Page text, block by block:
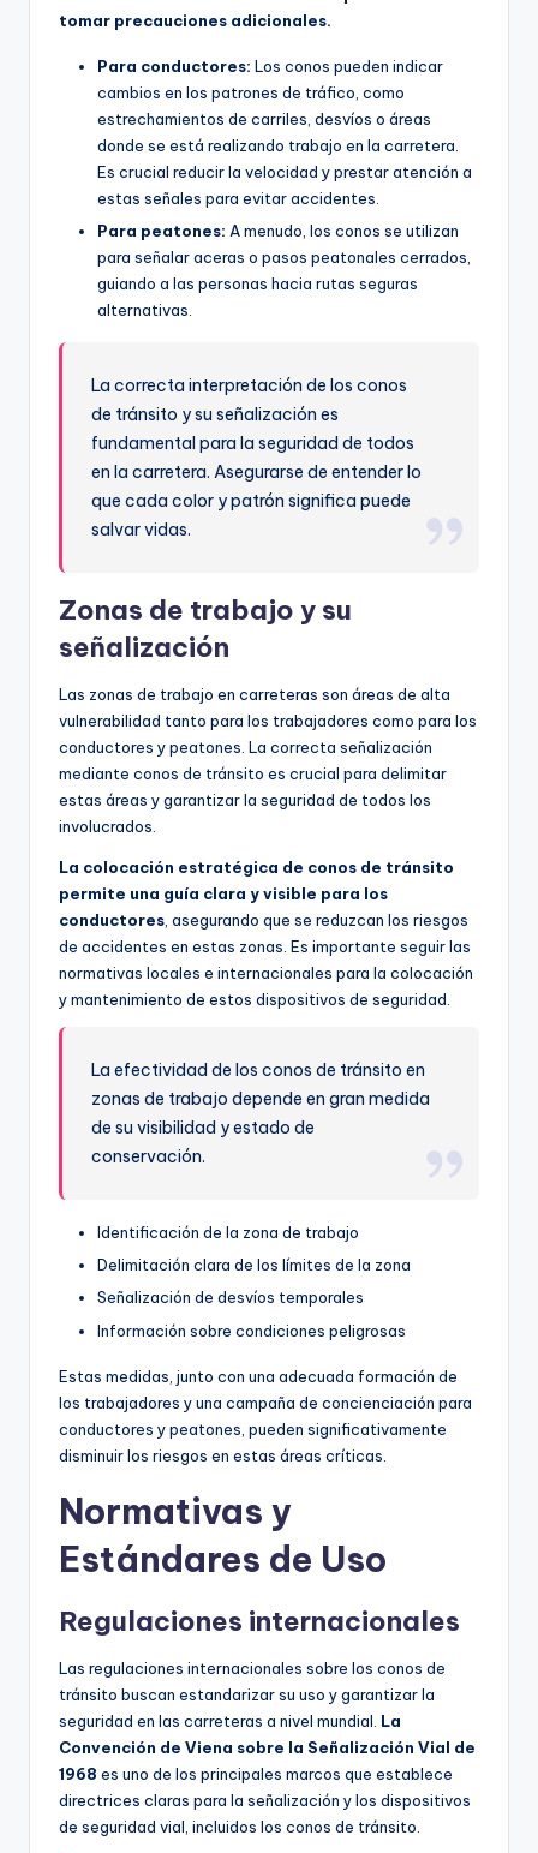
tomar precauciones adicionales.
Para conductores: Los conos pueden indicar
cambios en los patrones de tráfico, como
estrechamientos de carriles, desvíos o áreas
donde se está realizando trabajo en la carretera.
Es crucial reducir la velocidad y prestar atención a
estas señales para evitar accidentes.
Para peatones: A menudo, los conos se utilizan
para señalar aceras o pasos peatonales cerrados,
guiando a las personas hacia rutas seguras
alternativas.
La correcta interpretación de los conos
de tránsito y su señalización es
fundamental para la seguridad de todos
en la carretera. Asegurarse de entender lo
que cada color y patrón significa puede
salvar vidas.
Zonas de trabajo y su
señalización
Las zonas de trabajo en carreteras son áreas de alta
vulnerabilidad tanto para los trabajadores como para los
conductores y peatones. La correcta señalización
mediante conos de tránsito es crucial para delimitar
estas áreas y garantizar la seguridad de todos los
involucrados.
La colocación estratégica de conos de tránsito
permite una guía clara y visible para los
conductores, asegurando que se reduzcan los riesgos
de accidentes en estas zonas. Es importante seguir las
normativas locales e internacionales para la colocación
y mantenimiento de estos dispositivos de seguridad.
La efectividad de los conos de tránsito en
zonas de trabajo depende en gran medida
de su visibilidad y estado de
conservación.
Identificación de la zona de trabajo
Delimitación clara de los límites de la zona
Señalización de desvíos temporales
Información sobre condiciones peligrosas
Estas medidas, junto con una adecuada formación de
los trabajadores y una campaña de concienciación para
conductores y peatones, pueden significativamente
disminuir los riesgos en estas áreas críticas.
Normativas y
Estándares de Uso
Regulaciones internacionales
Las regulaciones internacionales sobre los conos de
tránsito buscan estandarizar su uso y garantizar la
seguridad en las carreteras a nivel mundial. La
Convención de Viena sobre la Señalización Vial de
1968 es uno de los principales marcos que establece
directrices claras para la señalización y los dispositivos
de seguridad vial, incluidos los conos de tránsito.